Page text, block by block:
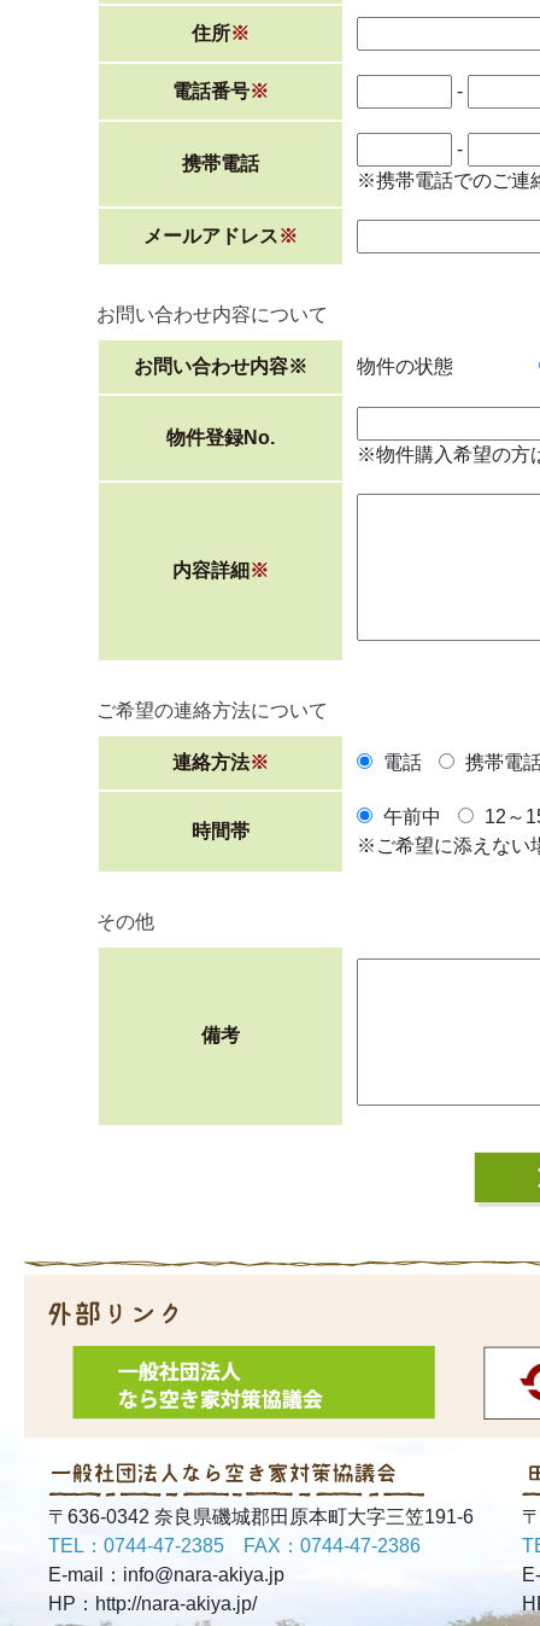
住所※
電話番号※ -
携帯電話
-
※携帯電話でのご連
メールアドレス※
お問い合わせ内容について
お問い合わせ内容※ 物件の状態
物件登録No.
※物件購入希望の方
内容詳細 ※
ご希望の連絡方法について
連絡方法※ 電話 携帯電
時間帯
午前中
12～
※ご希望に添えない
その他
備考
〒636-0342 奈良県磯城郡田原本町大字三笠191-6
TEL：0744-47-2385 FAX：0744-47-2386
E-mail：info@nara-akiya.jp
HP：http://nara-akiya.jp/